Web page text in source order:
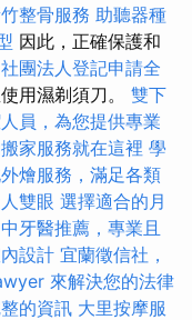
整骨服務 助聽器種
因此，正確保護和
社團法人登記申請全
用濕剃須刀。 雙下
員，為您提供專業
家服務就在這裡 學
燴服務，滿足各類
雙眼 選擇適合的月
牙醫推薦，專業且
設計 宜蘭徵信社，
來解決您的法律
的資訊 大里按摩服